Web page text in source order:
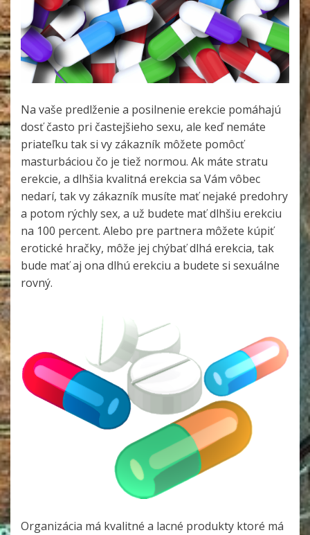
Na vaše predlženie a posilnenie erekcie pomáhajú
dosť často pri častejšieho sexu, ale keď nemáte
priateľku tak si vy zákazník môžete pomôcť
masturbáciou čo je tiež normou. Ak máte stratu
erekcie, a dlhšia kvalitná erekcia sa Vám vôbec
nedarí, tak vy zákazník musíte mať nejaké predohry
a potom rýchly sex, a už budete mať dlhšiu erekciu
na 100 percent. Alebo pre partnera môžete kúpiť
erotické hračky, môže jej chýbať dlhá erekcia, tak
bude mať aj ona dlhú erekciu a budete si sexuálne
rovný.
Organizácia má kvalitné a lacné produkty ktoré má